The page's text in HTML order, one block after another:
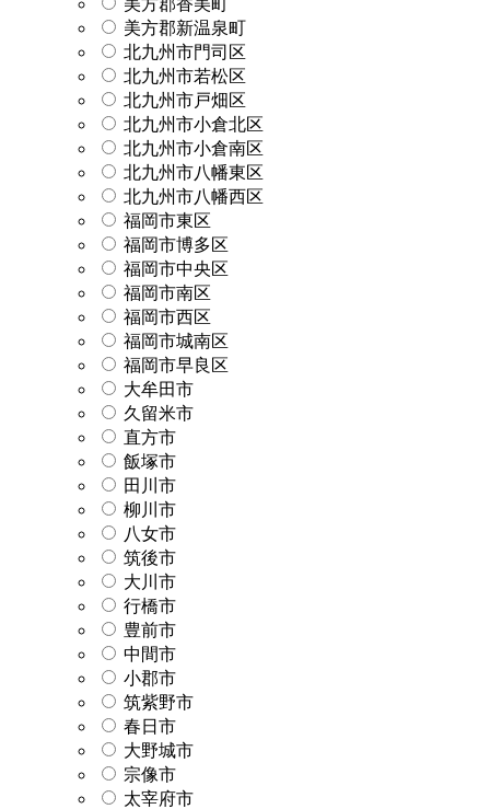
美方郡新温泉町
北九州市門司区
北九州市若松区
北九州市戸畑区
北九州市小倉北区
北九州市小倉南区
北九州市八幡東区
北九州市八幡西区
福岡市東区
福岡市博多区
福岡市中央区
福岡市南区
福岡市西区
福岡市城南区
福岡市早良区
大牟田市
久留米市
直方市
飯塚市
田川市
柳川市
八女市
筑後市
大川市
行橋市
豊前市
中間市
小郡市
筑紫野市
春日市
大野城市
宗像市
太宰府市